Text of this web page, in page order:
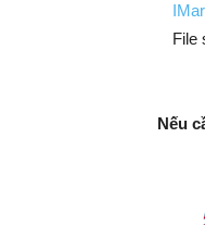
File
Nếu